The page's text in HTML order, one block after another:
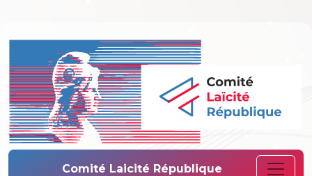
Comité Laïcité
Comité Laicité République